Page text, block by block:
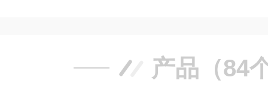
产品（84